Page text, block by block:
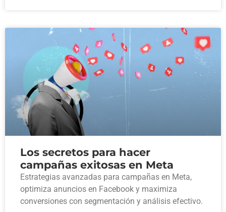
Los secretos para hacer
campañas exitosas en Meta
Estrategias avanzadas para campañas en Meta,
optimiza anuncios en Facebook y maximiza
conversiones con segmentación y análisis efectivo.